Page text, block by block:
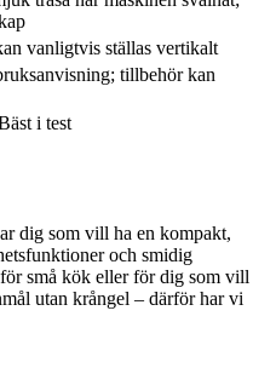
vanligtvis ställas vertikalt
tillbehör kan
i test
dig som vill ha en kompakt,
och smidig
små kök eller för dig som vill
utan krångel – därför har vi